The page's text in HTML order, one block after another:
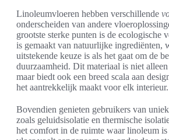
Linoleumvloeren hebben verschillende
onderscheiden van andere
grootste sterke punten is de ecologische
is gemaakt van natuurlijke ingrediënten,
uitstekende keuze is als het gaat om de
duurzaamheid. Dit materiaal is niet
maar biedt ook een breed scala aan
het aantrekkelijk maakt voor elk interieur.
Bovendien genieten gebruikers van
zoals geluidsisolatie en thermische
het comfort in de ruimte waar linoleum